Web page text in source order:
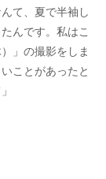
て、夏で半袖し
んです。私はこ
」の撮影をしま
ことがあったと